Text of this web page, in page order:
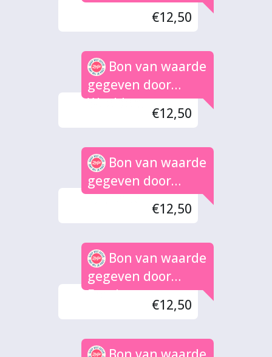
€12,50
Bon van waarde
gegeven door
Woelders
€12,50
Bon van waarde
gegeven door
Laurette
€12,50
Bon van waarde
gegeven door
Frank
€12,50